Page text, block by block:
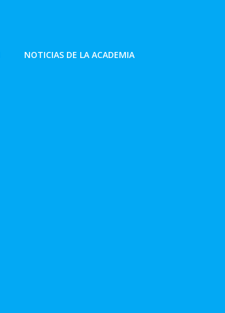
NOTICIAS DE LA ACADEMIA